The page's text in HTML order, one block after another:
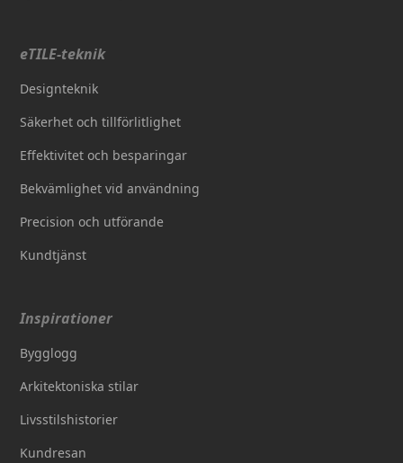
eTILE-teknik
Designteknik
Säkerhet och tillförlitlighet
Effektivitet och besparingar
Bekvämlighet vid användning
Precision och utförande
Kundtjänst
Inspirationer
Bygglogg
Arkitektoniska stilar
Livsstilshistorier
Kundresan